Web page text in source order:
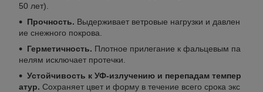
50 лет).
Прочность. Выдерживает ветровые нагрузки и давлен
ие снежного покрова.
Герметичность. Плотное прилегание к фальцевым па
нелям исключает протечки.
Устойчивость к УФ‑излучению и перепадам темпер
атур. Сохраняет цвет и форму в течение всего срока экс